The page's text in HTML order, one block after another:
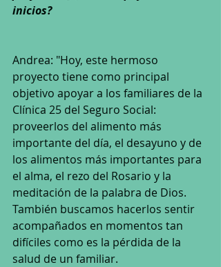
inicios?
Andrea: "Hoy, este hermoso
proyecto tiene como principal
objetivo apoyar a los familiares de la
Clínica 25 del Seguro Social:
proveerlos del alimento más
importante del día, el desayuno y de
los alimentos más importantes para
el alma, el rezo del Rosario y la
meditación de la palabra de Dios.
También buscamos hacerlos sentir
acompañados en momentos tan
difíciles como es la pérdida de la
salud de un familiar.